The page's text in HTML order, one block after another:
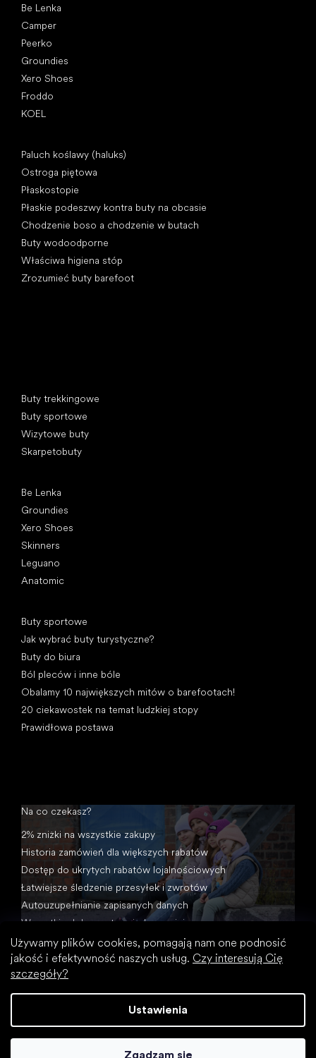
Używamy plików cookies, pomagają nam one podnosić
jakość i efektywność naszych usług. Czy interesują Cię
szczegóły?
Ustawienia
Zgadzam się
Be Lenka
Camper
Peerko
Groundies
Xero Shoes
Froddo
KOEL
Paluch koślawy (haluks)
Ostroga piętowa
Płaskostopie
Płaskie podeszwy kontra buty na obcasie
Chodzenie boso a chodzenie w butach
Buty wodoodporne
Właściwa higiena stóp
Zrozumieć buty barefoot
Buty trekkingowe
Buty sportowe
Wizytowe buty
Skarpetobuty
Be Lenka
Groundies
Xero Shoes
Skinners
Leguano
Anatomic
Buty sportowe
Jak wybrać buty turystyczne?
Buty do biura
Ból pleców i inne bóle
Obalamy 10 największych mitów o barefootach!
20 ciekawostek na temat ludzkiej stopy
Prawidłowa postawa
Na co czekasz?
2% zniżki na wszystkie zakupy
Historia zamówień dla większych rabatów
Dostęp do ukrytych rabatów lojalnościowych
Łatwiejsze śledzenie przesyłek i zwrotów
Autouzupełnianie zapisanych danych
Wszystkie dokumenty w jednym miejscu
Opracował Shoptet